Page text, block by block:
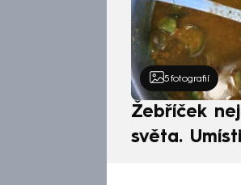
5 fotografií
Žebříček
světa.